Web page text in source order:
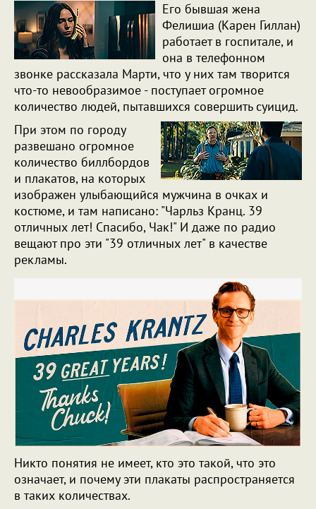
Его бывшая жена
Фелишиа (Карен Гиллан)
работает в госпитале, и
она в телефонном
звонке рассказала Марти, что у них там творится
что-то невообразимое - поступает огромное
количество людей, пытавшихся совершить суицид.
При этом по городу
развешано огромное
количество биллбордов
и плакатов, на которых
изображен улыбающийся мужчина в очках и
костюме, и там написано: "Чарльз Кранц. 39
отличных лет! Спасибо, Чак!" И даже по радио
вещают про эти "39 отличных лет" в качестве
рекламы.
Никто понятия не имеет, кто это такой, что это
означает, и почему эти плакаты распространяется
в таких количествах.